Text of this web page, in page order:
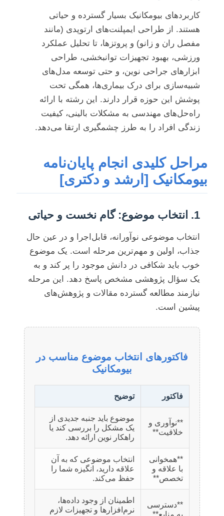
کاربردهای بیومکانیک بسیار گسترده و حیاتی
هستند. از طراحی ایمپلنت‌های ارتوپدی (مانند
مفصل ران و زانو) و پروتزها، تا تحلیل عملکرد
ورزشی، بهبود تجهیزات توانبخشی، طراحی
ابزارهای جراحی نوین، و حتی توسعه مدل‌های
شبیه‌سازی برای درک بیماری‌ها، همگی تحت
پوشش این حوزه قرار دارند. این رشته با ارائه
راه‌حل‌های مهندسی به مشکلات بالینی، کیفیت
زندگی افراد را به طرز چشمگیری ارتقا می‌دهد.
مراحل کلیدی انجام پایان‌نامه
بیومکانیک [ارشد و دکتری]
1. انتخاب موضوع: گام نخست و حیاتی
انتخاب موضوعی نوآورانه، قابل‌اجرا و در عین حال
جذاب، اولین و مهم‌ترین مرحله است. یک موضوع
خوب باید شکافی در دانش موجود را پر کند و به
یک سؤال پژوهشی مشخص پاسخ دهد. این مرحله
نیازمند مطالعه گسترده مقالات و پژوهش‌های
پیشین است.
فاکتورهای انتخاب موضوع مناسب در
بیومکانیک
فاکتور توضیح
**نوآوری و
خلاقیت**
موضوع باید جنبه جدیدی از
یک مشکل را بررسی کند یا
راهکار نوین ارائه دهد.
**همخوانی
با علاقه و
تخصص**
انتخاب موضوعی که به آن
علاقه دارید، انگیزه شما را
حفظ می‌کند.
**دسترسی
به منابع**
اطمینان از وجود داده‌ها،
نرم‌افزارها و تجهیزات لازم